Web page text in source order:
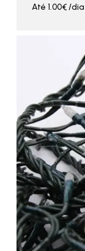
Até 1.00€/dia